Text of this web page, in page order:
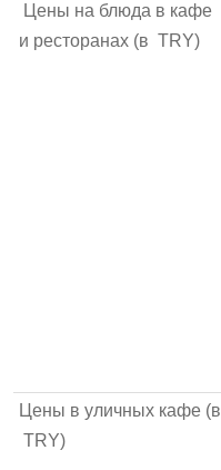
Цены на блюда в кафе
и ресторанах (в TRY)
Цены в уличных кафе (в
TRY)